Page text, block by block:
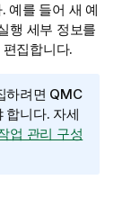
예를 들어 새 예
행 세부 정보를
집합니다.
하려면 QMC
합니다. 자세
업 관리 구성